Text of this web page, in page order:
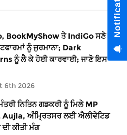
BookMyShow ਤੇ IndiGo ਸਣੇ 9
ਨੂੰ ਜੁਰਮਾਨਾ; Dark
ਨੂੰ ਲੈ ਕੇ ਹੋਈ ਕਾਰਵਾਈ; ਜਾਣੋ ਇਸ
6th 2026
ਨਿਤਿਨ ਗਡਕਰੀ ਨੂੰ ਮਿਲੇ MP
ਅੰਮ੍ਰਿਤਸਰ ਲਈ ਐਲੀਵੇਟਿਡ
ਕੀਤੀ ਮੰਗ